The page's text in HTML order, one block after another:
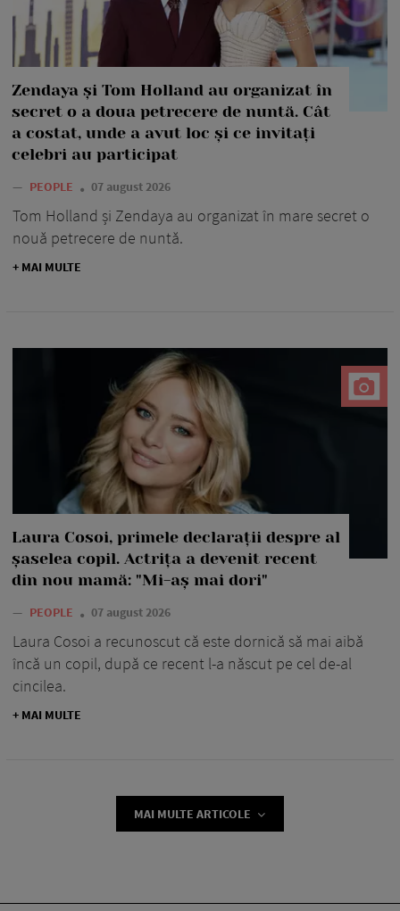
Zendaya și Tom Holland au organizat în
secret o a doua petrecere de nuntă. Cât
a costat, unde a avut loc și ce invitați
celebri au participat
— PEOPLE 07 august 2026
Tom Holland și Zendaya au organizat în mare secret o
nouă petrecere de nuntă.
+ MAI MULTE
Laura Cosoi, primele declarații despre al
șaselea copil. Actrița a devenit recent
din nou mamă: "Mi-aș mai dori"
— PEOPLE 07 august 2026
Laura Cosoi a recunoscut că este dornică să mai aibă
încă un copil, după ce recent l-a născut pe cel de-al
cincilea.
+ MAI MULTE
MAI MULTE ARTICOLE